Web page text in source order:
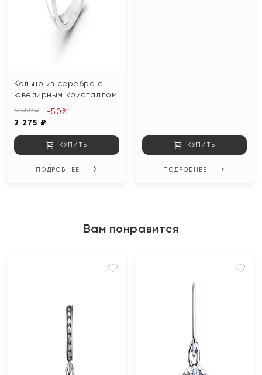
Кольцо из серебра с
ювелирным кристаллом
4 550 ₽
2 275 ₽
-50%
КУПИТЬ
ПОДРОБНЕЕ
КУПИТЬ
ПОДРОБНЕЕ
Вам понравится